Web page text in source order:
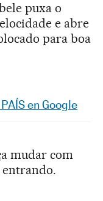
puxa o
e abre
para boa
Sociales
en Google
mudar com
entrando.